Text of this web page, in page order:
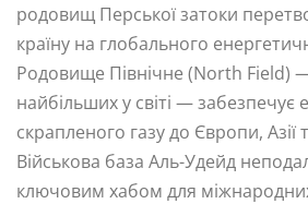
родовищ Перської затоки
країну на глобального
Родовище Північне (North Field)
найбільших у світі — забезпечує
скрапленого газу до Європи, Азії
Військова база Аль-Удейд
ключовим хабом для